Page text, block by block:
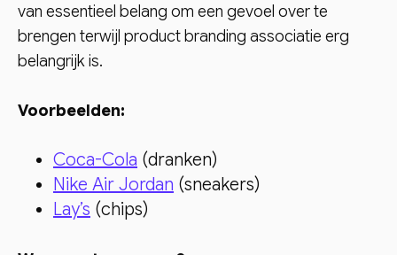
van essentieel belang om een gevoel over te
brengen terwijl product branding associatie erg
belangrijk is.
Voorbeelden:
Coca-Cola (dranken)
Nike Air Jordan (sneakers)
Lay’s (chips)